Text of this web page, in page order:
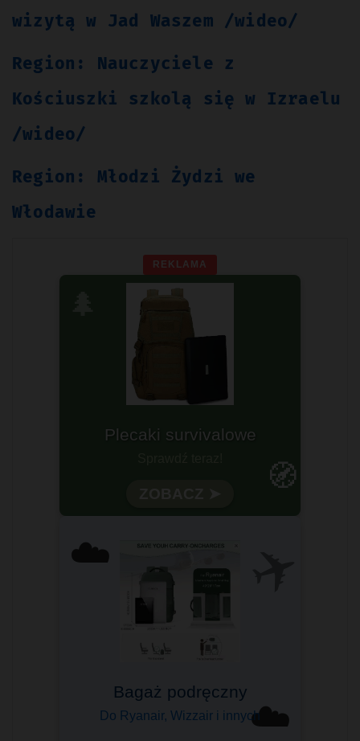
wizytą w Jad Waszem /wideo/
Region: Nauczyciele z
Kościuszki szkolą się w Izraelu
/wideo/
Region: Młodzi Żydzi we
Włodawie
REKLAMA
🧭
☁️
☁️
Sprawdzony przez tysiące